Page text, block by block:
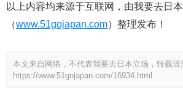
以上内容均来源于互联网，由我要去日本
（www.51gojapan.com）整理发布！
本文来自网络，不代表我要去日本立场，转载请
https://www.51gojapan.com/16934.html